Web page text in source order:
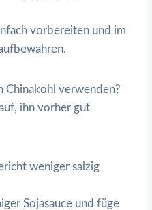
vorbereiten und im
Chinakohl verwenden?
ihn vorher gut
weniger salzig
Sojasauce und füge